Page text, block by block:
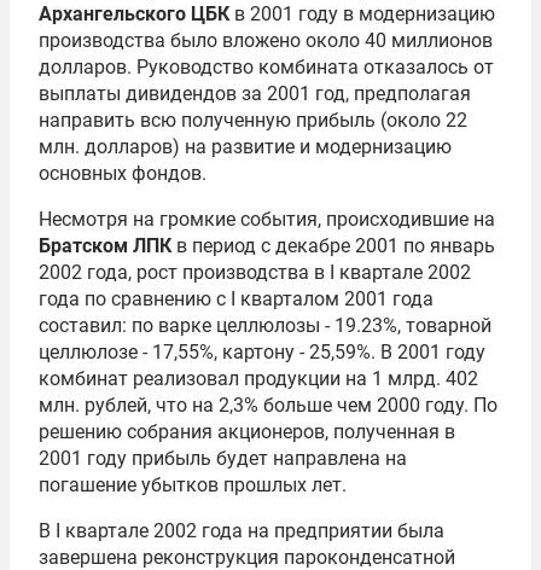
Архангельского ЦБКв 2001 году в модернизацию
производства было вложено около 40 миллионов
долларов. Руководство комбината отказалось от
выплаты дивидендов за 2001 год, предполагая
направить всю полученную прибыль (около 22
млн. долларов) на развитие и модернизацию
основных фондов.
Несмотря на громкие события, происходившие на
Братском ЛПКв период с декабре 2001 по январь
2002 года, рост производства в I квартале 2002
года по сравнению с I кварталом 2001 года
составил: по варке целлюлозы - 19.23%, товарной
целлюлозе - 17,55%, картону - 25,59%. В 2001 году
комбинат реализовал продукции на 1 млрд. 402
млн. рублей, что на 2,3% больше чем 2000 году. По
решению собрания акционеров, полученная в
2001 году прибыль будет направлена на
погашение убытков прошлых лет.
В I квартале 2002 года на предприятии была
завершена реконструкция пароконденсатной